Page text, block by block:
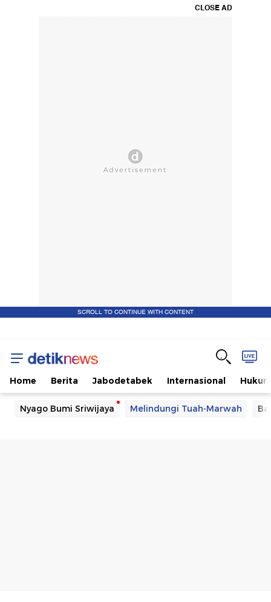
CLOSE AD
SCROLL TO CONTINUE WITH CONTENT
Home Berita Jabodetabek Internasional Hukum
Nyago Bumi Sriwijaya Melindungi Tuah-Marwah